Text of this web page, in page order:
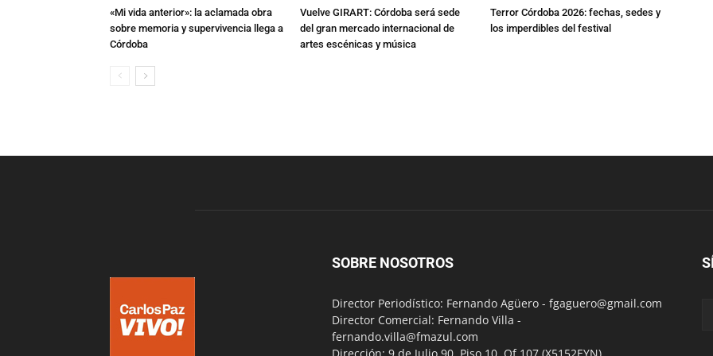
«Mi vida anterior»: la aclamada obra
sobre memoria y supervivencia llega a
Córdoba
Vuelve GIRART: Córdoba será sede
del gran mercado internacional de
artes escénicas y música
Terror Córdoba 2026: fechas, sedes y
los imperdibles del festival
SOBRE NOSOTROS
Director Periodístico: Fernando Agüero - fgaguero@gmail.com
Director Comercial: Fernando Villa -
fernando.villa@fmazul.com